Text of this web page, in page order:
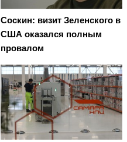
Соскин: визит Зеленского в
США оказался полным
провалом